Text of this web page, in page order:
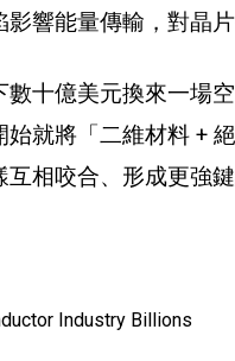
響能量傳輸，對晶
十億美元換來一場
就將「二維材料 +
相咬合、形成更強
Industry Billions